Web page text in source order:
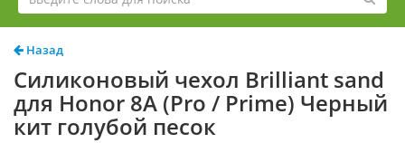
Назад
Силиконовый чехол Brilliant sand
для Honor 8A (Pro / Prime) Черный
кит голубой песок